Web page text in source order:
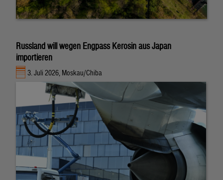
Russland will wegen Engpass Kerosin aus Japan
importieren
3. Juli 2026, Moskau/Chiba